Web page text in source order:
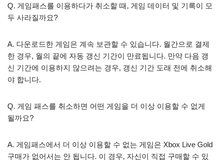
Q. 게임패스를 이용하다가 취소할 때, 게임 데이터 및 기록이 모
두 사라질까요?
A. 다운로드한 게임은 계속 보관할 수 있습니다. 월간으로 결제
한 경우, 월의 끝에 자동 갱신 기간이 만료됩니다. 만약 다음 갱
신 기간에 이용하지 않으려는 경우, 갱신 기간 도래 전에 취소해
야 합니다.
Q. 게임 패스를 취소하면 어떤 게임을 더 이상 이용할 수 없게
될까요?
A. 게임패스에서 더 이상 이용할 수 없는 게임은 Xbox Live Gold
구매가 없어서는 안 됩니다. 이 경우, 자신이 직접 구매할 수 있